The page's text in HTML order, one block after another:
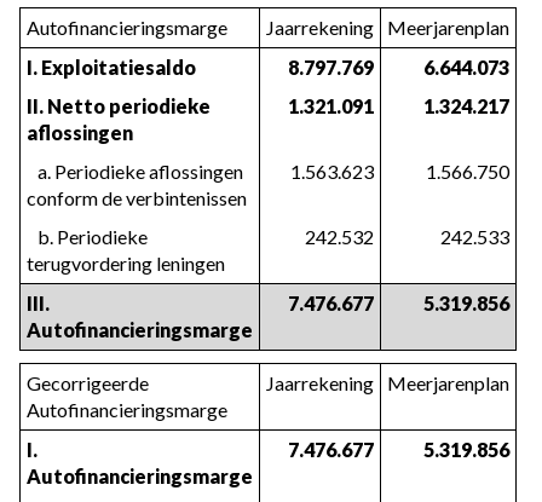
Autofinancieringsmarge Jaarrekening
Meerjarenplan
I. Exploitatiesaldo
8.797.769
6.644.073
II. Netto periodieke
aflossingen
1.321.091 1.324.217
conform de verbintenissen
1.563.623 1.566.750
terugvordering leningen
242.532 242.533
III.
Autofinancieringsmarge
7.476.677 5.319.856
Gecorrigeerde
Autofinancieringsmarge
Jaarrekening Meerjarenplan
I.
Autofinancieringsmarge
7.476.677 5.319.856